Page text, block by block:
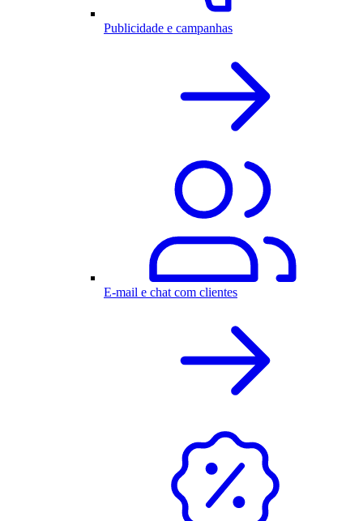
Publicidade e campanhas
E-mail e chat com clientes